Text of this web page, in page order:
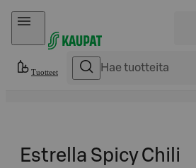
Hyppää sisältöön
Tuotteet
Estrella Spicy Chili